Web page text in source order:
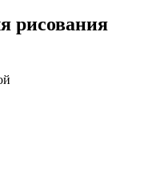
рисования